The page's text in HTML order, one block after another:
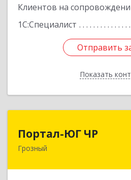
Клиентов на
1С:Специалист
Отправить
Показать
Отправить
Назад
Портал-ЮГ ЧР
Грозный
364906, Чеченская Респ,